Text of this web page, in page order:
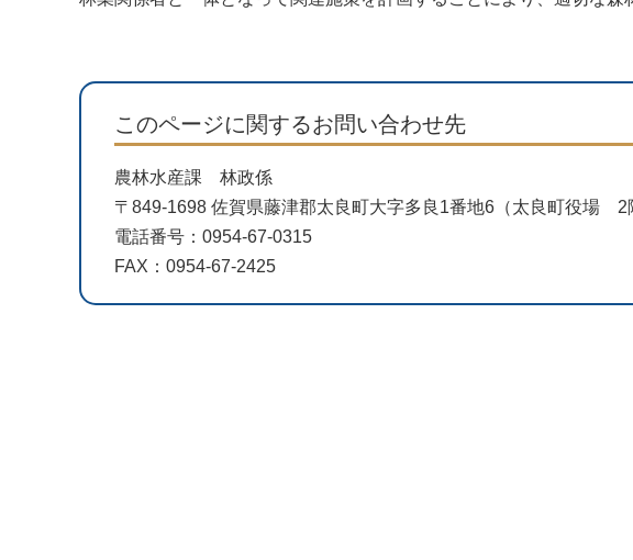
このページに関するお問い合わせ先
農林水産課 林政係
〒849-1698 佐賀県藤津郡太良町大字多良1番地6（太良町役場 2
電話番号：0954-67-0315
FAX：0954-67-2425